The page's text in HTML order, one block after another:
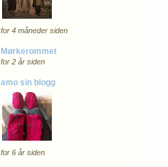
for 4 måneder siden
Mørkerommet
for 2 år siden
amo sin blogg
for 6 år siden